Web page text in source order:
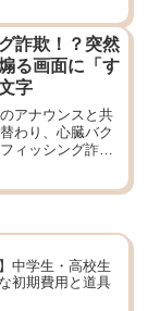
詐欺！？突然
る画面に「す
字
アナウンスと共
わり、心臓バク
ィッシング詐
中学生・高校生
初期費用と道具